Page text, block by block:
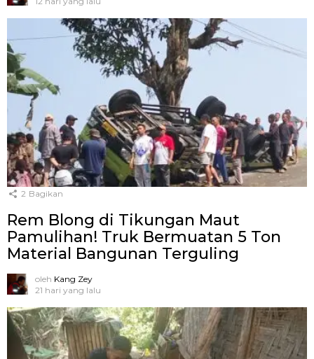
2 Bagikan
Rem Blong di Tikungan Maut
Pamulihan! Truk Bermuatan 5 Ton
Material Bangunan Terguling
oleh Kang Zey
21 hari yang lalu